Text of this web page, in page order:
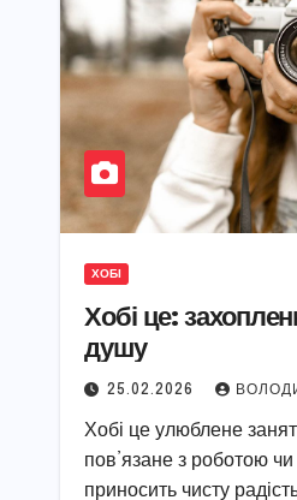
ХОБІ
Хобі це:
душу
25.02.2026
Хобі це улюблене
пов’язане з роботою
приносить чисту